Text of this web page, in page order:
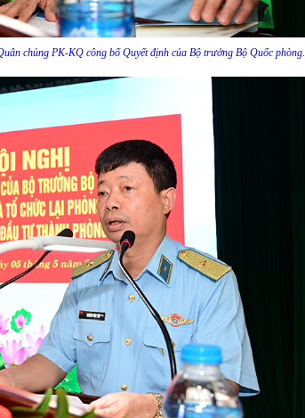
chủng PK-KQ công bố Quyết định của Bộ trưởng Bộ Quốc phòng.